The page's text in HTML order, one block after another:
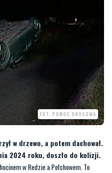
FOT. POMOC DROGOWA
w drzewo, a potem dachował.
2024 roku, doszło do kolizji.
w Redzie a Połchowem. To